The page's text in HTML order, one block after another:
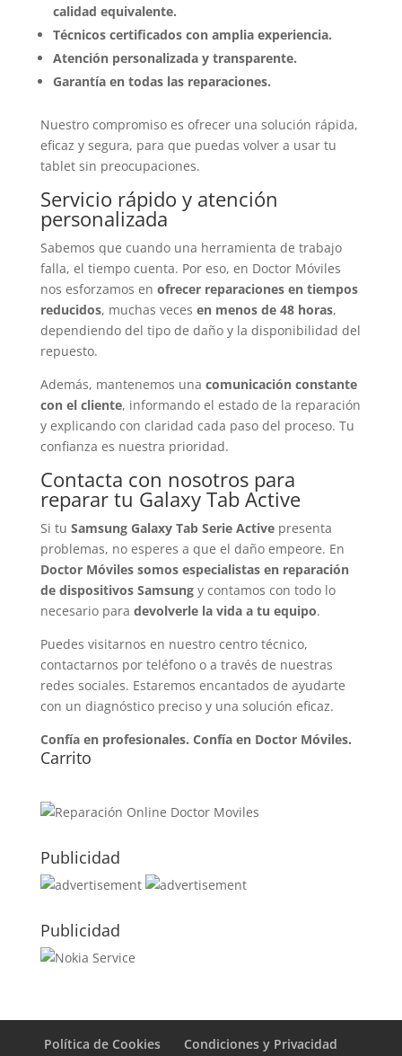
calidad equivalente.
Técnicos certificados con amplia experiencia.
Atención personalizada y transparente.
Garantía en todas las reparaciones.
Nuestro compromiso es ofrecer una solución rápida,
eficaz y segura, para que puedas volver a usar tu
tablet sin preocupaciones.
Servicio rápido y atención
personalizada
Sabemos que cuando una herramienta de trabajo
falla, el tiempo cuenta. Por eso, en Doctor Móviles
nos esforzamos en ofrecer reparaciones en tiempos
reducidos, muchas veces en menos de 48 horas,
dependiendo del tipo de daño y la disponibilidad del
repuesto.
Además, mantenemos una comunicación constante
con el cliente, informando el estado de la reparación
y explicando con claridad cada paso del proceso. Tu
confianza es nuestra prioridad.
Contacta con nosotros para
reparar tu Galaxy Tab Active
Si tu Samsung Galaxy Tab Serie Activepresenta
problemas, no esperes a que el daño empeore. En
Doctor Móviles somos especialistas en reparación
de dispositivos Samsungy contamos con todo lo
necesario para devolverle la vida a tu equipo.
Puedes visitarnos en nuestro centro técnico,
contactarnos por teléfono o a través de nuestras
redes sociales. Estaremos encantados de ayudarte
con un diagnóstico preciso y una solución eficaz.
Confía en profesionales. Confía en Doctor Móviles.
Carrito
Publicidad
Publicidad
Política de Cookies Condiciones y Privacidad